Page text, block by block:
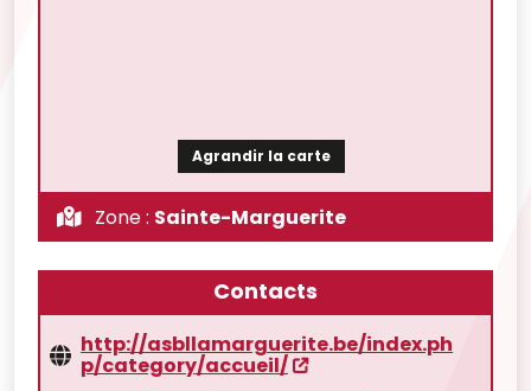
Agrandir la carte
Zone : Sainte-Marguerite
Contacts
http://asbllamarguerite.be/index.ph
p/category/accueil/